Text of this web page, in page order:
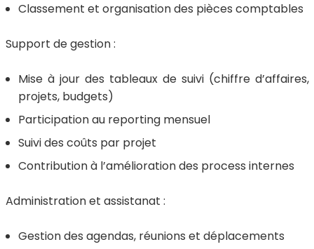
Classement et organisation des pièces comptables
Support de gestion :
Mise à jour des tableaux de suivi (chiffre d’affaires,
projets, budgets)
Participation au reporting mensuel
Suivi des coûts par projet
Contribution à l’amélioration des process internes
Administration et assistanat :
Gestion des agendas, réunions et déplacements